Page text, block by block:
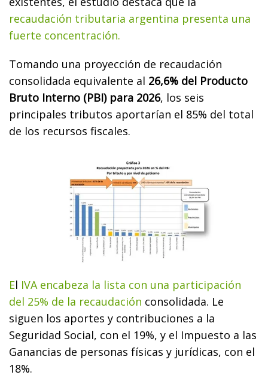
recaudación tributaria argentina presenta una
fuerte concentración.
Tomando una proyección de recaudación
consolidada equivalente al 26,6% del Producto
Bruto Interno (PBI) para 2026, los seis
principales tributos aportarían el 85% del total
de los recursos fiscales.
El IVA encabeza la lista con una participación
del 25% de la recaudación consolidada. Le
siguen los aportes y contribuciones a la
Seguridad Social, con el 19%, y el Impuesto a las
Ganancias de personas físicas y jurídicas, con el
18%.